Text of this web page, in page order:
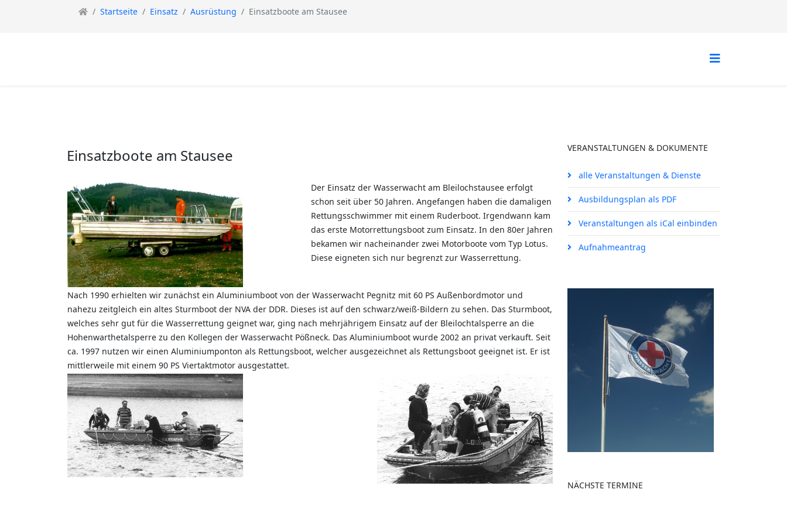
Startseite Einsatz Ausrüstung Einsatzboote am Stausee
Einsatzboote am Stausee
Der Einsatz der Wasserwacht am Bleilochstausee erfolgt
schon seit über 50 Jahren. Angefangen haben die damaligen
Rettungsschwimmer mit einem Ruderboot. Irgendwann kam
das erste Motorrettungsboot zum Einsatz. In den 80er Jahren
bekamen wir nacheinander zwei Motorboote vom Typ Lotus.
Diese eigneten sich nur begrenzt zur Wasserrettung.
Nach 1990 erhielten wir zunächst ein Aluminiumboot von der Wasserwacht Pegnitz mit 60 PS Außenbordmotor und
nahezu zeitgleich ein altes Sturmboot der NVA der DDR. Dieses ist auf den schwarz/weiß-Bildern zu sehen. Das Sturmboot,
welches sehr gut für die Wasserrettung geignet war, ging nach mehrjährigem Einsatz auf der Bleilochtalsperre an die
Hohenwarthetalsperre zu den Kollegen der Wasserwacht Pößneck. Das Aluminiumboot wurde 2002 an privat verkauft. Seit
ca. 1997 nutzen wir einen Aluminiumponton als Rettungsboot, welcher ausgezeichnet als Rettungsboot geeignet ist. Er ist
mittlerweile mit einem 90 PS Viertaktmotor ausgestattet.
VERANSTALTUNGEN & DOKUMENTE
alle Veranstaltungen & Dienste
Ausbildungsplan als PDF
Veranstaltungen als iCal einbinden
Aufnahmeantrag
NÄCHSTE TERMINE